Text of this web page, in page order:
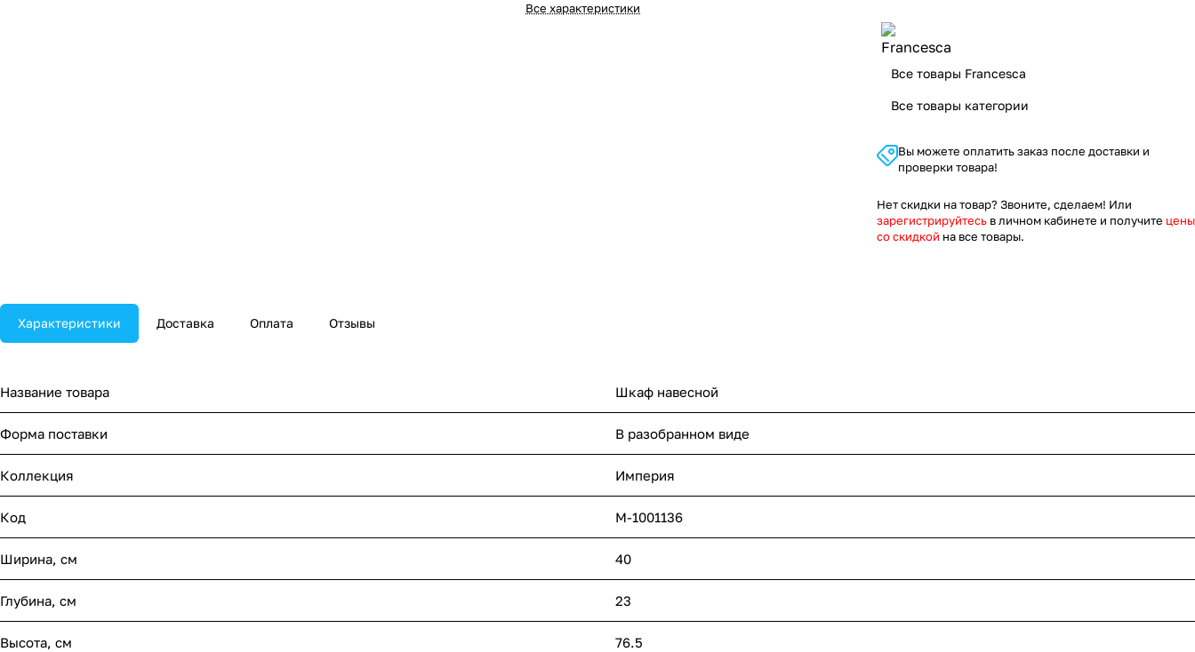
Все характеристики
Все товары Francesca
Все товары категории
Вы можете оплатить заказ после доставки и
проверки товара!
Нет скидки на товар? Звоните, сделаем! Или
зарегистрируйтесь в личном кабинете и получите цены
со скидкой на все товары.
Характеристики Доставка Оплата Отзывы
Название товара Шкаф навесной
Форма поставки В разобранном виде
Коллекция Империя
Код M-1001136
Ширина, см 40
Глубина, см 23
Высота, см 76.5